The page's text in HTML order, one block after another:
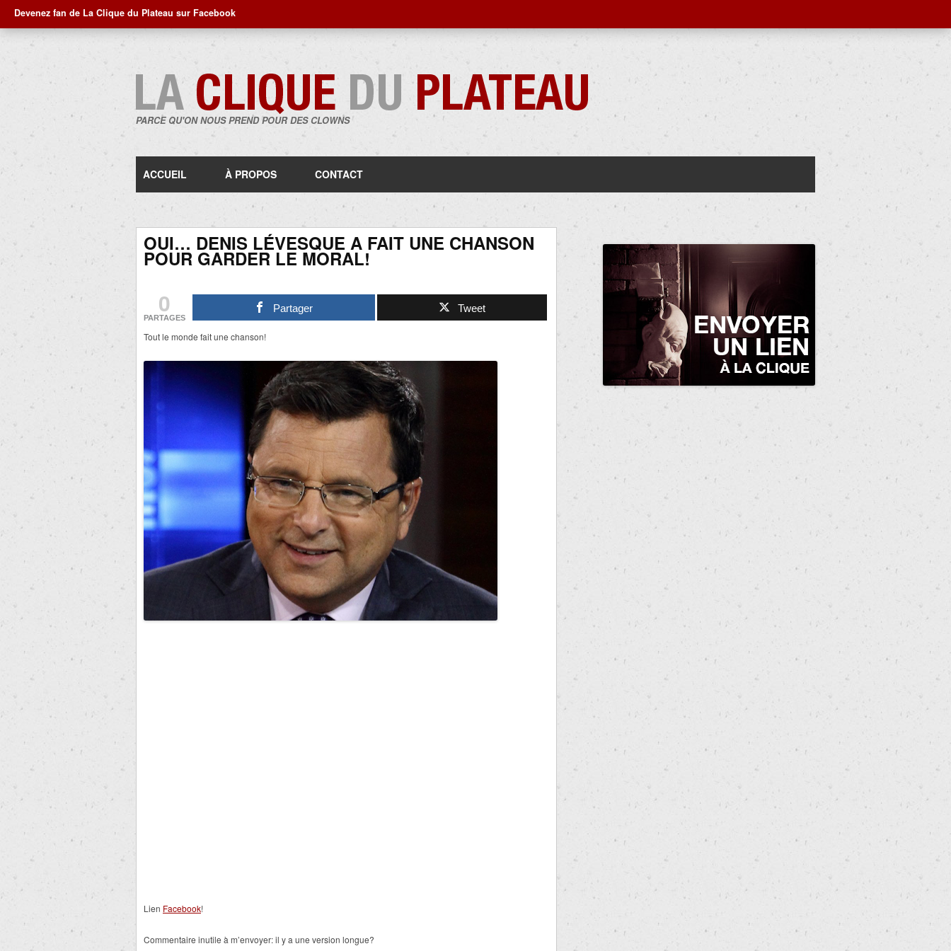
Devenez fan de La Clique du Plateau sur Facebook
PARCE QU'ON NOUS PREND POUR DES CLOWNS
au
ACCUEIL À PROPOS CONTACT
OUI… DENIS LÉVESQUE A FAIT UNE CHANSON
POUR GARDER LE MORAL!
0
PARTAGES
Partager Tweet
Tout le monde fait une chanson!
Lien Facebook!
Commentaire inutile à m’envoyer: il y a une version longue?